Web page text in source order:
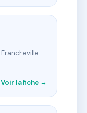
Voir la fiche →